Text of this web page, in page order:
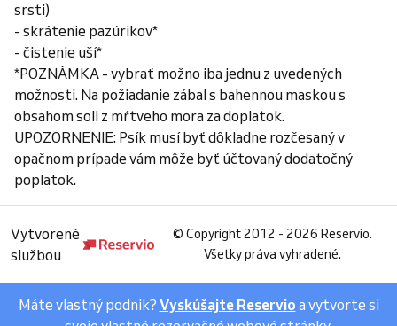
srsti)
- skrátenie pazúrikov*
- čistenie uší*
*POZNÁMKA - vybrať možno iba jednu z uvedených
možnosti. Na požiadanie zábal s bahennou maskou s
obsahom soli z mŕtveho mora za doplatok.
UPOZORNENIE: Psík musí byť dôkladne rozčesaný v
opačnom prípade vám môže byť účtovaný dodatočný
poplatok.
Vytvorené
službou
© Copyright 2012 - 2026 Reservio.
Všetky práva vyhradené.
Máte vlastný podnik? Vyskúšajte Reservio a vytvorte si